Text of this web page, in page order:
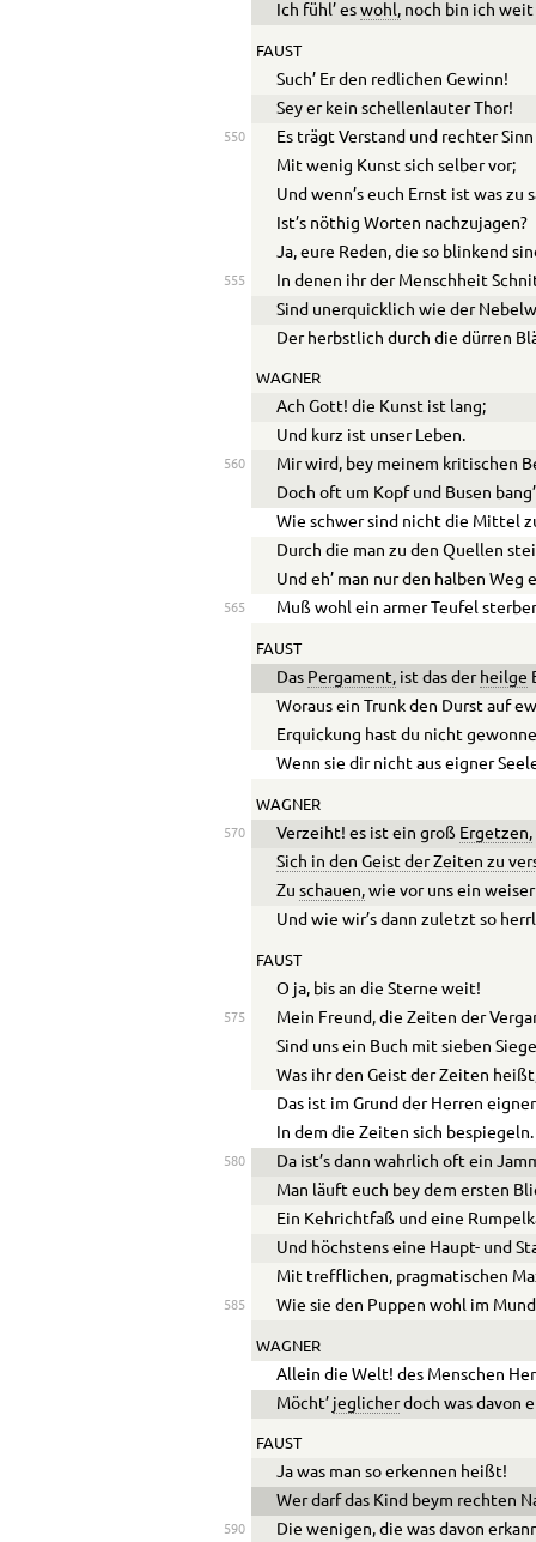
Ich fühl’ eswohl, noch bin ich weit
FAUST
Such’ Er den redlichen Gewinn!
Sey er kein schellenlauter Thor!
550
Es trägt Verstand und rechter Sinn
Mit wenig Kunst sich selber vor;
Und wenn’s euch Ernst ist was zu
Ist’s nöthig Worten nachzujagen?
Ja, eure Reden, die so blinkend
555
In denen ihr der Menschheit
Sind unerquicklich wie der
Der herbstlich durch die dürren
WAGNER
Ach Gott! die Kunst ist lang;
Und kurz ist unser Leben.
560
Mir wird, bey meinem kritischen
Doch oft um Kopf und Busen
Wie schwer sind nicht die Mittel
Durch die man zu den Quellen
Und eh’ man nur den halben Weg
565 Muß wohl ein armer Teufel
FAUST
Das Pergament, ist das der heilge
Woraus ein Trunk den Durst auf
Erquickung hast du nicht
Wenn sie dir nicht aus eigner
WAGNER
570 Verzeiht! es ist ein groß Ergetzen,
Sich in den Geist der Zeiten zu
Zuschauen, wie vor uns ein
Und wie wir’s dann zuletzt so
FAUST
O ja, bis an die Sterne weit!
575
Mein Freund, die Zeiten der
Sind uns ein Buch mit sieben
Was ihr den Geist der Zeiten
Das ist im Grund der Herren
In dem die Zeiten sich bespiegeln.
580
Da ist’s dann wahrlich oft ein
Man läuft euch bey dem ersten
Ein Kehrichtfaß und eine
Und höchstens eine Haupt- und
Mit trefflichen, pragmatischen
585 Wie sie den Puppen wohl im
WAGNER
Allein die Welt! des Menschen
Möcht’ jeglicherdoch was davon
FAUST
Ja was man so erkennen heißt!
Wer darf das Kind beym rechten
590 Die wenigen, die was davon